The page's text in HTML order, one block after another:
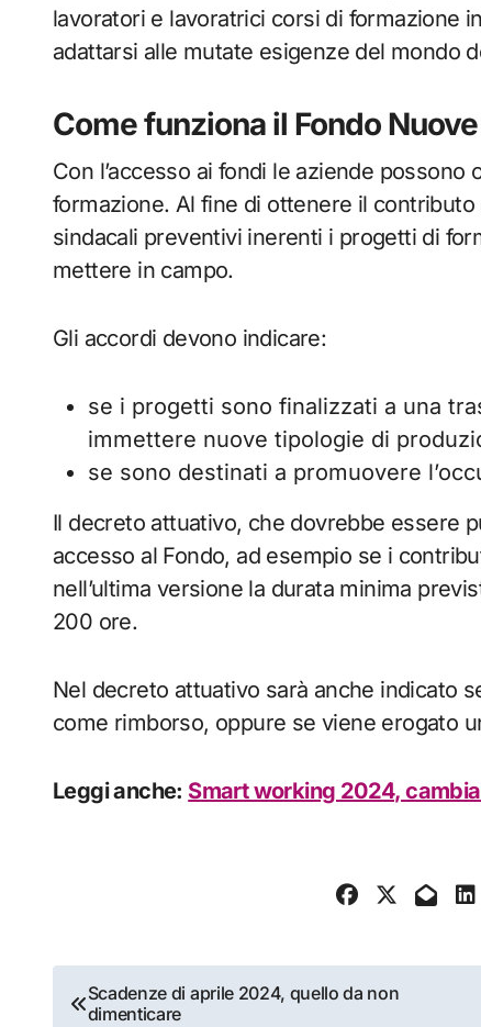
lavoratori e lavoratrici corsi di formazione
adattarsi alle mutate esigenze del mondo
Come funziona il Fondo
Con l’accesso ai fondi le aziende
formazione. Al fine di ottenere il
sindacali preventivi inerenti i progetti di
mettere in campo.
Gli accordi devono indicare:
se i progetti sono finalizzati a una
immettere nuove tipologie di
se sono destinati a promuovere
Il decreto attuativo, che dovrebbe essere
accesso al Fondo, ad esempio se i
nell’ultima versione la durata minima
200 ore.
Nel decreto attuativo sarà anche indicato
come rimborso, oppure se viene erogato
Leggi anche: Smart working 2024,
Navigazione
Scadenze di aprile 2024, quello da non
dimenticare